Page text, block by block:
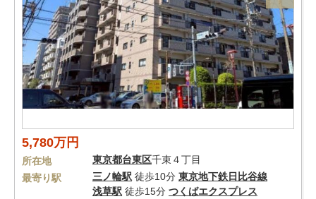
5,780万円
所在地 東京都台東区千束４丁目
最寄り駅
三ノ輪駅 徒歩10分 東京地下鉄日比谷線
浅草駅 徒歩15分 つくばエクスプレス